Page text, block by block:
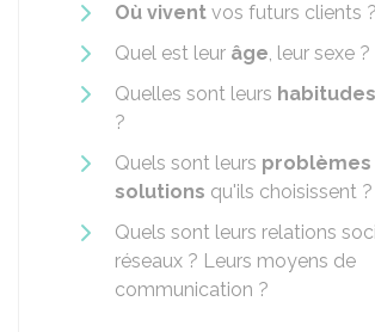
Où vivent vos futurs clients
Quel est leur âge, leur sexe ?
Quelles sont leurs habitudes
?
Quels sont leurs problèmes
solutions qu'ils choisissent ?
Quels sont leurs relations
réseaux ? Leurs moyens de
communication ?